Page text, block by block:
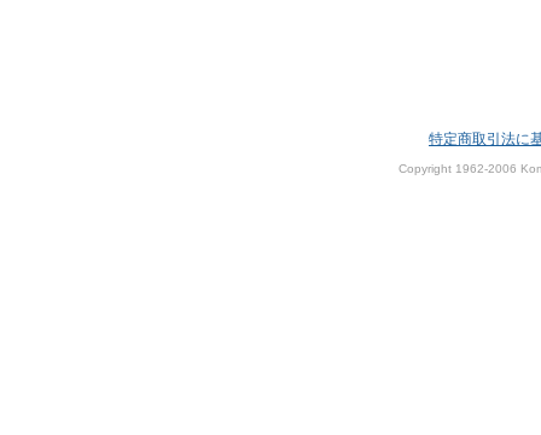
特定商取引法に
Copyright 1962-2006